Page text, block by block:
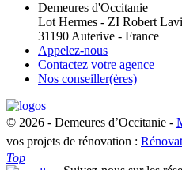
Demeures d'Occitanie
Lot Hermes - ZI Robert
31190 Auterive - France
Appelez-nous
Contactez votre agence
Nos conseiller(ères)
© 2026 - Demeures d’Occitanie -
vos projets de rénovation :
Top